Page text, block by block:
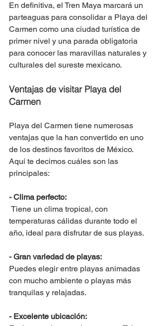
En definitiva, el Tren Maya marcará un
parteaguas para consolidar a Playa del
Carmen como una ciudad turística de
primer nivel y una parada obligatoria
para conocer las maravillas naturales y
culturales del sureste mexicano.
Ventajas de visitar Playa del
Carmen
Playa del Carmen tiene numerosas
ventajas que la han convertido en uno
de los destinos favoritos de México.
Aquí te decimos cuáles son las
principales:
- Clima perfecto:
temperaturas cálidas durante todo el
año, ideal para disfrutar de sus playas.
- Gran variedad de playas:
Puedes elegir entre playas animadas
con mucho ambiente o playas más
tranquilas y relajadas.
- Excelente ubicación: